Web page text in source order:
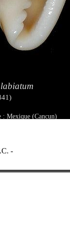
: Mexique (Cancun)
-